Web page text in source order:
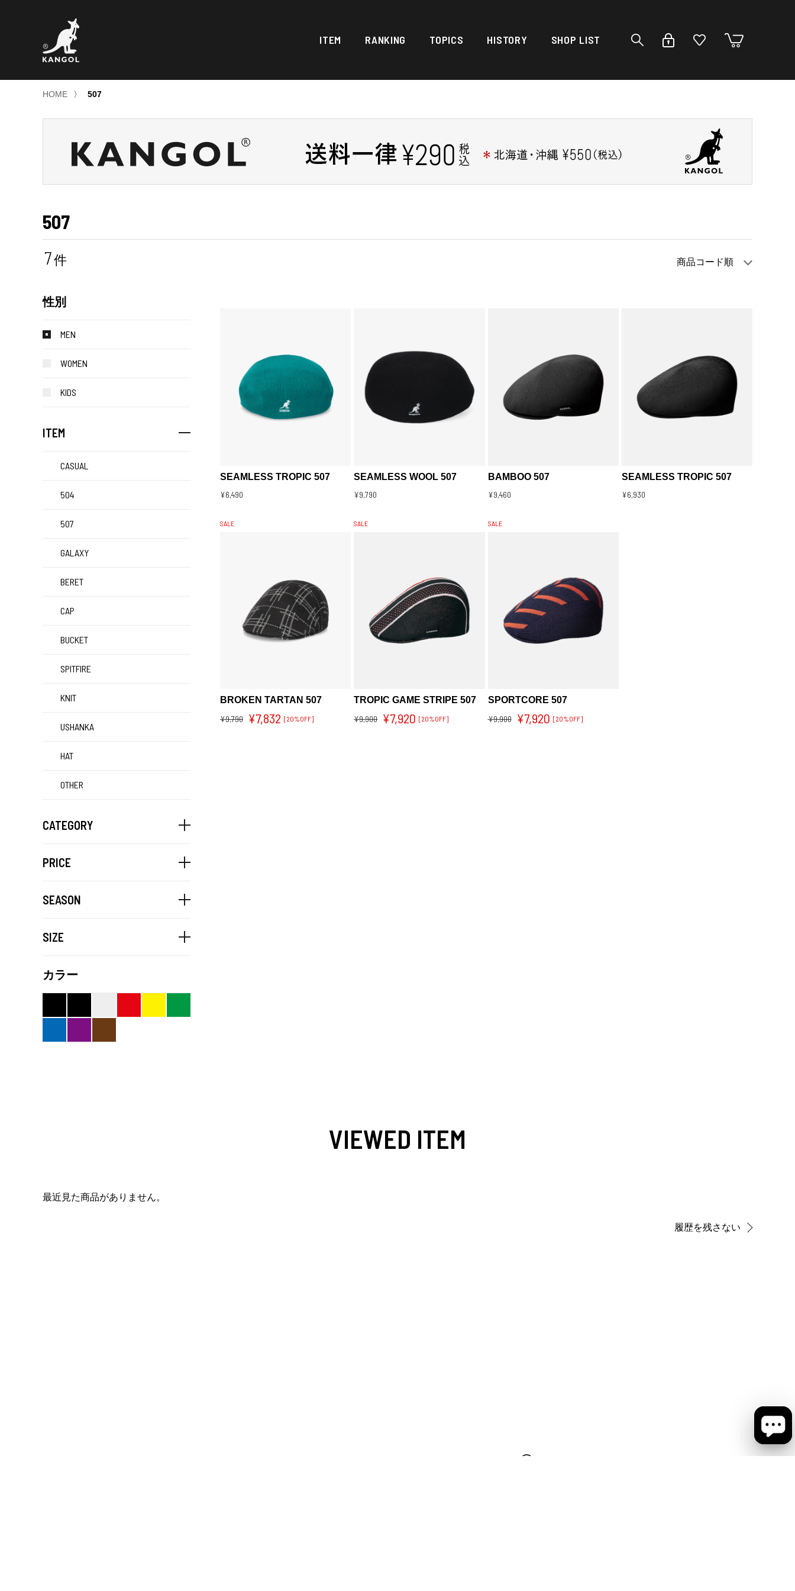
ITEM RANKING TOPICS HISTORY SHOP LIST
HOME 〉 507
507
商品コード順
7件
性別
MEN
WOMEN
KIDS
ITEM
CASUAL
504
507
GALAXY
BERET
CAP
BUCKET
SPITFIRE
KNIT
USHANKA
HAT
OTHER
CATEGORY
PRICE
SEASON
SIZE
カラー
SEAMLESS TROPIC 507
¥6,490
SEAMLESS WOOL 507
¥9,790
BAMBOO 507
¥9,460
SEAMLESS TROPIC 507
¥6,930
SALE
BROKEN TARTAN 507
¥9,790 ¥7,832 [20%OFF]
SALE
TROPIC GAME STRIPE 507
¥9,900 ¥7,920 [20%OFF]
SALE
SPORTCORE 507
¥9,900
¥7,920 [20%OFF]
VIEWED ITEM
最近見た商品がありません。
履歴を残さない